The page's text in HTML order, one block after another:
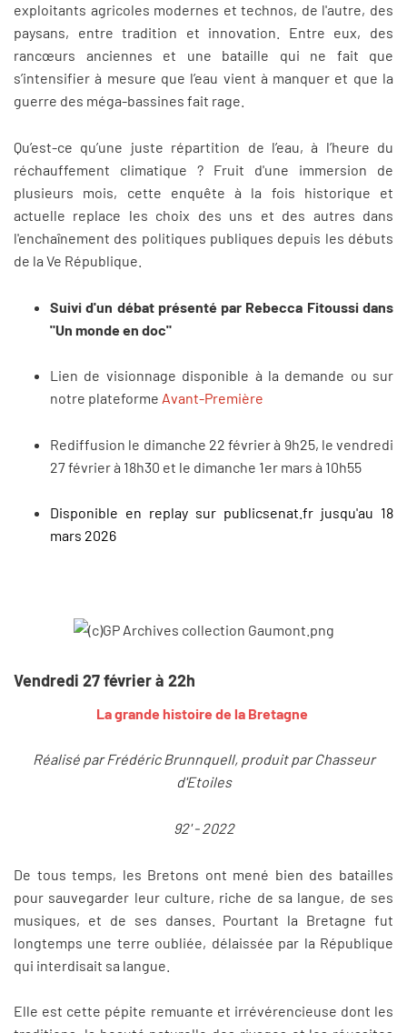
exploitants agricoles modernes et technos, de l'autre, des
paysans, entre tradition et innovation. Entre eux, des
rancœurs anciennes et une bataille qui ne fait que
s’intensifier à mesure que l’eau vient à manquer et que la
guerre des méga-bassines fait rage.
Qu’est-ce qu’une juste répartition de l’eau, à l’heure du
réchauffement climatique ? Fruit d'une immersion de
plusieurs mois, cette enquête à la fois historique et
actuelle replace les choix des uns et des autres dans
l'enchaînement des politiques publiques depuis les débuts
de la Ve République.
Suivi d'un débat présenté par Rebecca Fitoussi dans
"Un monde en doc"
Lien de visionnage disponible à la demande ou sur
notre plateforme Avant-Première
Rediffusion le dimanche 22 février à 9h25, le vendredi
27 février à 18h30 et le dimanche 1er mars à 10h55
Disponible en replay sur publicsenat.fr jusqu'au 18
mars 2026
Vendredi 27 février à 22h
La grande histoire de la Bretagne
Réalisé par Frédéric Brunnquell, produit par Chasseur
d'Etoiles
92' - 2022
De tous temps, les Bretons ont mené bien des batailles
pour sauvegarder leur culture, riche de sa langue, de ses
musiques, et de ses danses. Pourtant la Bretagne fut
longtemps une terre oubliée, délaissée par la République
qui interdisait sa langue.
Elle est cette pépite remuante et irrévérencieuse dont les